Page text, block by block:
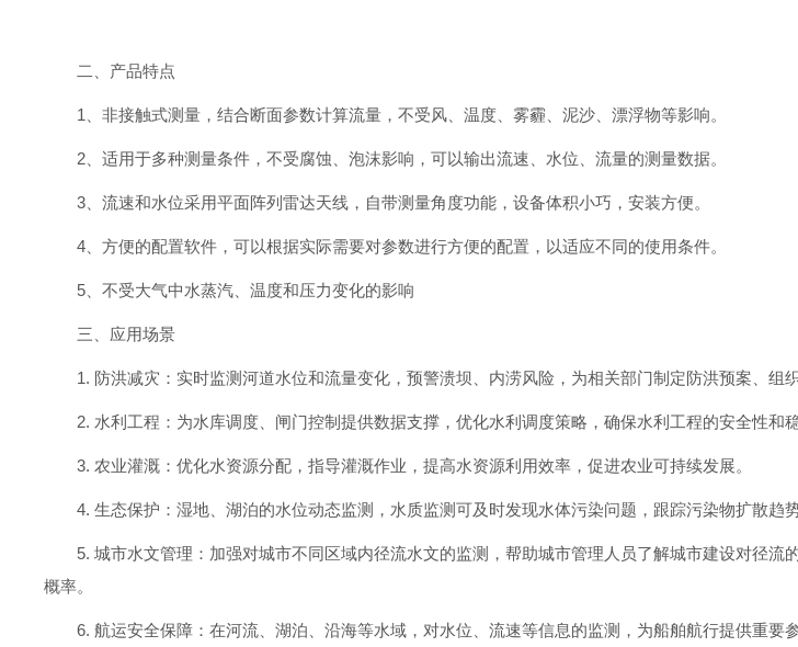
二、产品特点
1、非接触式测量，结合断面参数计算流量，不受风、温度、雾霾、泥沙、漂浮物等影响。
2、适用于多种测量条件，不受腐蚀、泡沫影响，可以输出流速、水位、流量的测量数据。
3、流速和水位采用平面阵列雷达天线，自带测量角度功能，设备体积小巧，安装方便。
4、方便的配置软件，可以根据实际需要对参数进行方便的配置，以适应不同的使用条件。
5、不受大气中水蒸汽、温度和压力变化的影响
三、应用场景
1. 防洪减灾：实时监测河道水位和流量变化，预警溃坝、内涝风险，为相关部门制定防洪预案、组
2. 水利工程：为水库调度、闸门控制提供数据支撑，优化水利调度策略，确保水利工程的安全性和稳
3. 农业灌溉：优化水资源分配，指导灌溉作业，提高水资源利用效率，促进农业可持续发展。
4. 生态保护：湿地、湖泊的水位动态监测，水质监测可及时发现水体污染问题，跟踪污染物扩散趋
5. 城市水文管理：加强对城市不同区域内径流水文的监测，帮助城市管理人员了解城市建设对径
概率。
6. 航运安全保障：在河流、湖泊、沿海等水域，对水位、流速等信息的监测，为船舶航行提供重